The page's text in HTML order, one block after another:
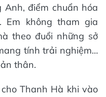
Anh, điểm chuẩn hóa
Em không tham gia
theo đuổi những sở
tính trải nghiệm…
thân.
Thanh Hà khi vào